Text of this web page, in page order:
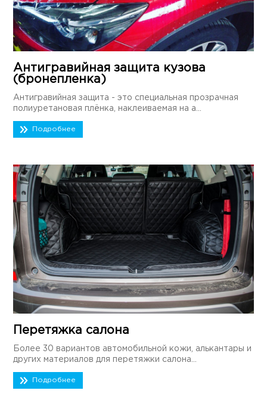
Антигравийная защита кузова
(бронепленка)
Антигравийная защита - это специальная прозрачная
полиуретановая плёнка, наклеиваемая на а...
Подробнее
Перетяжка салона
Более 30 вариантов автомобильной кожи, алькантары и
других материалов для перетяжки салона...
Подробнее